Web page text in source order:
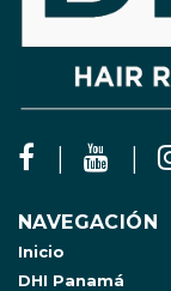
NAVEGACIÓN
Inicio
DHI Panamá